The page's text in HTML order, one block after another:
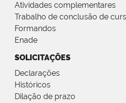
Atividades complementares
Trabalho de conclusão de
Formandos
Enade
SOLICITAÇÕES
Declarações
Históricos
Dilação de prazo